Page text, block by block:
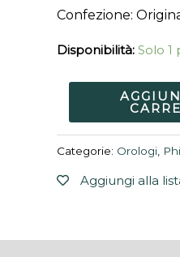
Confezione:
Disponibilità: Solo 1
Categorie: Orologi,
Aggiungi alla